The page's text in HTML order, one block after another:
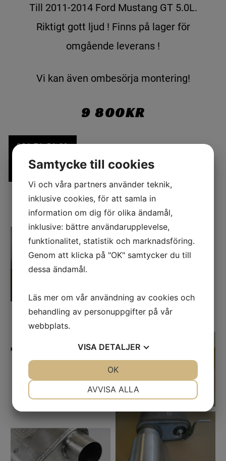
Till 2011-2014 Ford Mustang GT 5.0L.
Riktigt gott ljud ! Finns på lager för
omgående leverans !
Vi kan även ombesörja montering!
9 800KR
036 71 56 29
INFO@KCBIL-TRUCK.SE
Samtycke till cookies
Vi och våra partners använder teknik,
inklusive cookies, för att samla in
information om dig för olika ändamål,
inklusive: bättre användarupplevelse,
funktionalitet, statistik och marknadsföring.
Genom att klicka på "OK" samtycker du till
dessa ändamål.
Läs mer om vår användning av cookies och
behandling av personuppgifter på vår
webbplats.
VISA DETALJER
STATISTIK
AVVISA ALLA
OK